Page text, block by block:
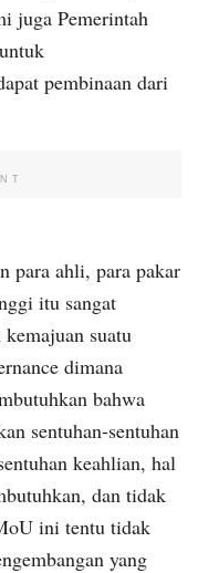
juga Pemerintah
pembinaan dari
para ahli, para pakar
itu sangat
suatu
dimana
bahwa
sentuhan-sentuhan
keahlian, hal
dan tidak
ini tentu tidak
yang